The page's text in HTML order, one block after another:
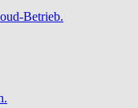
Betrieb.